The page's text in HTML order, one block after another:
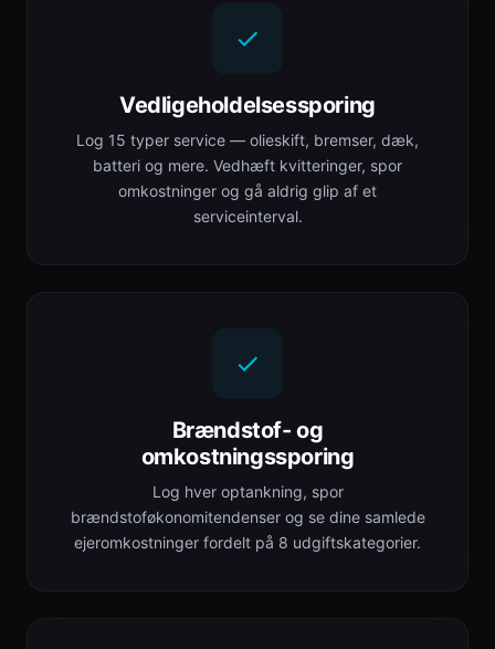
Vedligeholdelsessporing
Log 15 typer service — olieskift, bremser, dæk,
batteri og mere. Vedhæft kvitteringer, spor
omkostninger og gå aldrig glip af et
serviceinterval.
Brændstof- og
omkostningssporing
Log hver optankning, spor
brændstoføkonomitendenser og se dine samlede
ejeromkostninger fordelt på 8 udgiftskategorier.